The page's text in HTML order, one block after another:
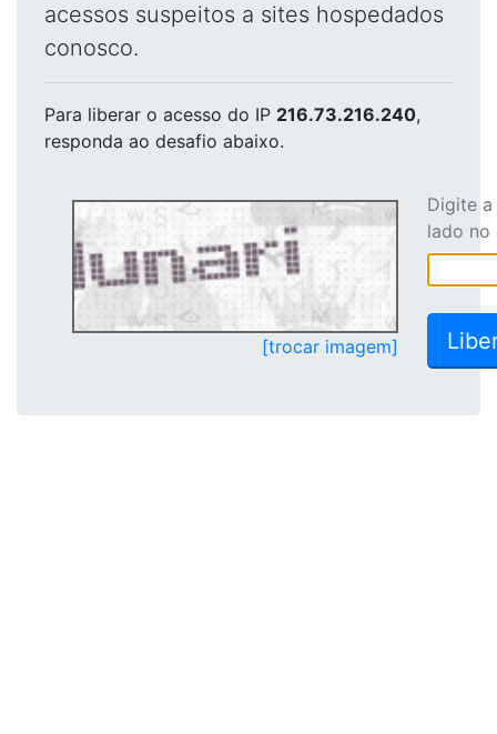
acessos suspeitos a sites hospedados
conosco.
Para liberar o acesso do IP 216.73.216.240,
responda ao desafio abaixo.
[trocar imagem]
Digite
lado no